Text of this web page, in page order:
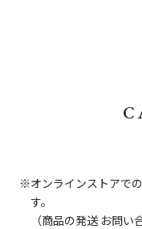
オンラインストアで
す。
（商品の発送 お問